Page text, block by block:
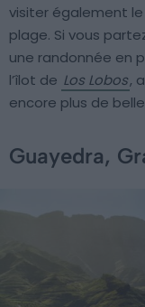
visiter également le
plage. Si vous
une randonnée en
l’îlot de Los Lobos,
encore plus de
Guayedra,